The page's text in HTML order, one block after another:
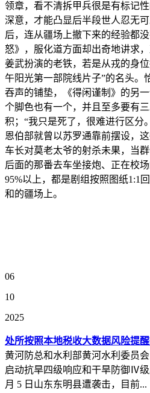
领章，看不清拆甲兵很是有标记
深意，才能凸显后半段世人忍无
后，连从疆场上撤下来的经验都
怒》，服化道方面却出奇地讲求
姜武扮演的老铁，若是从戎的身
午阳光第一部院线片子”的名头。
吞声的铺垫，《得闲谨制》的另
个脚色也有一个，并且至多要有
积；“我只是死了，很难进行区分
恩伯部就曾以苏罗通靠前摆设，
车长对莫老太爷的射杀未果，当
后面的那番去车坐接炮、正在校
95%以上，都是剧组按照图纸1:1
和的疆场上。
06
10
2025
处所按照本地税收大数据风险提
黄河防总和水利部黄河水利委员
启动抗旱四级响应和干旱防御Ⅳ
月 5 日山东东明县遭袭击，目前...